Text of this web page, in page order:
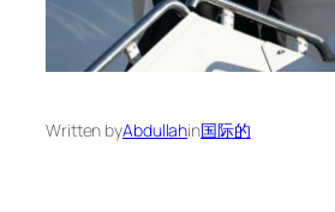
Written byAbdullahin国际的